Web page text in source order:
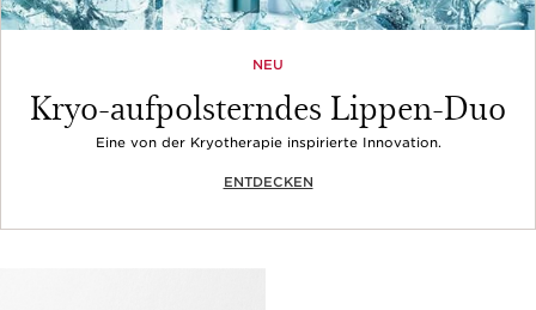
NEU
Kryo-aufpolsterndes Lippen-Duo
Eine von der Kryotherapie inspirierte Innovation.
ENTDECKEN